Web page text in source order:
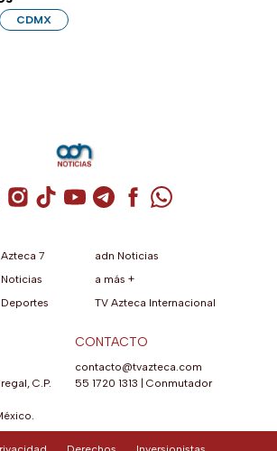
CDMX
Cuenta de X / Twitter (se abre en una
Cuenta de Instagram (se abre en una
Cuenta de TikTok (se abre en
Cuenta de YouTube (se abre
Cuenta de Telegram (se
Cuenta de
Cuenta de
Azteca 7
Noticias
Deportes
adn Noticias
a más +
TV Azteca Internacional
C.P.
CONTACTO
contacto@tvazteca.com
55 1720 1313 | Conmutador